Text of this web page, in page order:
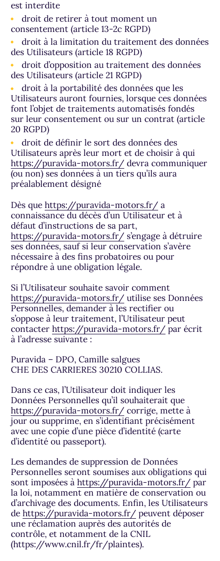
est interdite
droit de retirer à tout moment un
consentement (article 13-2c RGPD)
droit à la limitation du traitement des données
des Utilisateurs (article 18 RGPD)
droit d’opposition au traitement des données
des Utilisateurs (article 21 RGPD)
droit à la portabilité des données que les
Utilisateurs auront fournies, lorsque ces données
font l’objet de traitements automatisés fondés
sur leur consentement ou sur un contrat (article
20 RGPD)
droit de définir le sort des données des
Utilisateurs après leur mort et de choisir à qui
https://puravida-motors.fr/ devra communiquer
(ou non) ses données à un tiers qu’ils aura
préalablement désigné
Dès quehttps://puravida-motors.fr/ a
connaissance du décès d’un Utilisateur et à
défaut d’instructions de sa part,
https://puravida-motors.fr/ s’engage à détruire
ses données, sauf si leur conservation s’avère
nécessaire à des fins probatoires ou pour
répondre à une obligation légale.
Si l’Utilisateur souhaite savoir comment
https://puravida-motors.fr/ utilise ses Données
Personnelles, demander à les rectifier ou
s’oppose à leur traitement, l’Utilisateur peut
contacterhttps://puravida-motors.fr/ par écrit
à l’adresse suivante :
Puravida – DPO, Camille salgues
CHE DES CARRIERES 30210 COLLIAS.
Dans ce cas, l’Utilisateur doit indiquer les
Données Personnelles qu’il souhaiterait que
https://puravida-motors.fr/ corrige, mette à
jour ou supprime, en s’identifiant précisément
avec une copie d’une pièce d’identité (carte
d’identité ou passeport).
Les demandes de suppression de Données
Personnelles seront soumises aux obligations qui
sont imposées àhttps://puravida-motors.fr/ par
la loi, notamment en matière de conservation ou
d’archivage des documents. Enfin, les Utilisateurs
dehttps://puravida-motors.fr/ peuvent déposer
une réclamation auprès des autorités de
contrôle, et notamment de la CNIL
(https://www.cnil.fr/fr/plaintes).